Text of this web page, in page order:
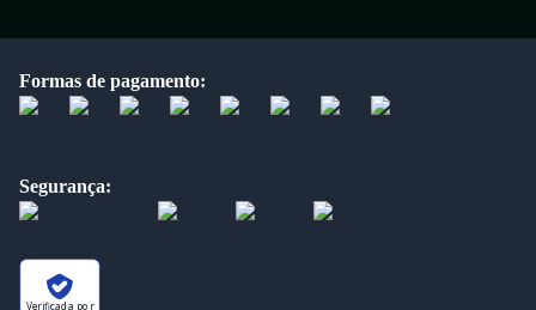
Formas de pagamento:
Segurança:
Verificada por